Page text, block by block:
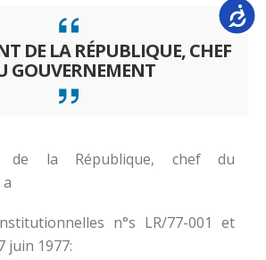
DE LA RÉPUBLIQUE, CHEF
GOUVERNEMENT
de la République, chef du
n°s LR/77-001 et
juin 1977: